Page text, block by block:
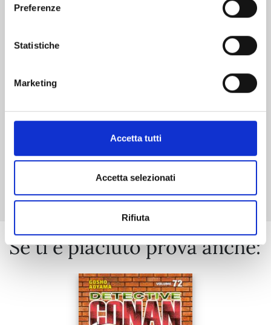
Preferenze
Statistiche
Marketing
Accetta tutti
Accetta selezionati
Rifiuta
Mostra tutto
Se ti è piaciuto prova anche: